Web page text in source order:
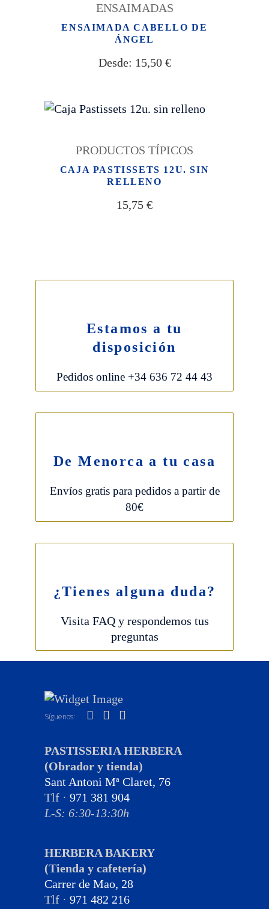
ENSAIMADAS
ENSAIMADA CABELLO DE
ÁNGEL
Desde: 15,50 €
PRODUCTOS TÍPICOS
CAJA PASTISSETS 12U. SIN
RELLENO
15,75 €
Estamos a tu
disposición
Pedidos online +34 636 72 44 43
De Menorca a tu casa
Envíos gratis para pedidos a partir de
80€
¿Tienes alguna duda?
Visita FAQ y respondemos tus
preguntas
Síguenos:
PASTISSERIA HERBERA
(Obrador y tienda)
Sant Antoni Mª Claret, 76
Tlf · 971 381 904
L-S: 6:30-13:30h
HERBERA BAKERY
(Tienda y cafetería)
Carrer de Mao, 28
Tlf · 971 482 216